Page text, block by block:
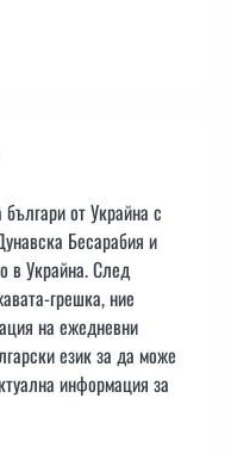
от Украйна с
Бесарабия и
в Украйна. След
грешка, ние
на ежедневни
език за да може
информация за